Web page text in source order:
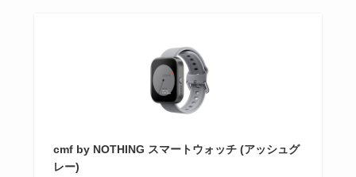
cmf by NOTHING スマートウォッチ (アッシュグ
レー)